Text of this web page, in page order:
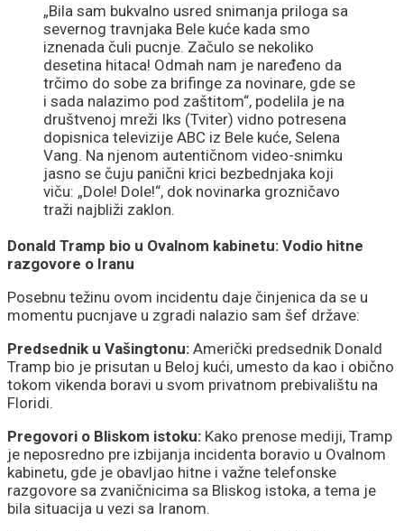
„Bila sam bukvalno usred snimanja priloga sa
severnog travnjaka Bele kuće kada smo
iznenada čuli pucnje. Začulo se nekoliko
desetina hitaca! Odmah nam je naređeno da
trčimo do sobe za brifinge za novinare, gde se
i sada nalazimo pod zaštitom“, podelila je na
društvenoj mreži Iks (Tviter) vidno potresena
dopisnica televizije ABC iz Bele kuće, Selena
Vang. Na njenom autentičnom video-snimku
jasno se čuju panični krici bezbednjaka koji
viču: „Dole! Dole!“, dok novinarka grozničavo
traži najbliži zaklon.
Donald Tramp bio u Ovalnom kabinetu: Vodio hitne
razgovore o Iranu
Posebnu težinu ovom incidentu daje činjenica da se u
momentu pucnjave u zgradi nalazio sam šef države:
Predsednik u Vašingtonu: Američki predsednik Donald
Tramp bio je prisutan u Beloj kući, umesto da kao i obično
tokom vikenda boravi u svom privatnom prebivalištu na
Floridi.
Pregovori o Bliskom istoku: Kako prenose mediji, Tramp
je neposredno pre izbijanja incidenta boravio u Ovalnom
kabinetu, gde je obavljao hitne i važne telefonske
razgovore sa zvaničnicima sa Bliskog istoka, a tema je
bila situacija u vezi sa Iranom.